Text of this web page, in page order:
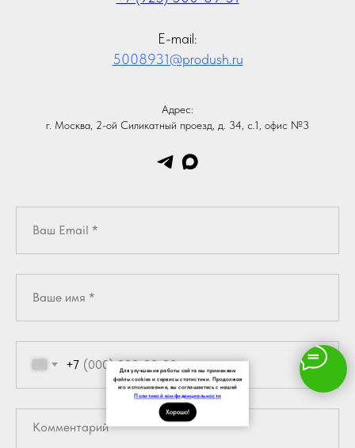
E-mail:
5008931@prodush.ru
Адрес:
г. Москва, 2-ой Силикатный проезд, д. 34, с.1, офис №3
+7
Для улучшения работы сайта мы применяем
файлы cookies и сервисы статистики. Продолжая
его использование, вы соглашаетесь с нашей
Политикой конфиденциальности
Хорошо!